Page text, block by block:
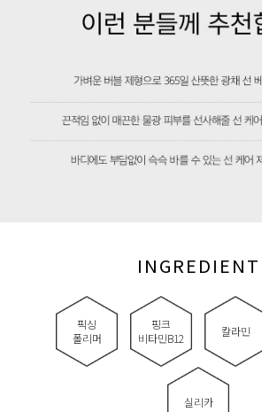
INGREDIENT
픽싱
폴리머
핑크
비타민B12
칼라민
실리카